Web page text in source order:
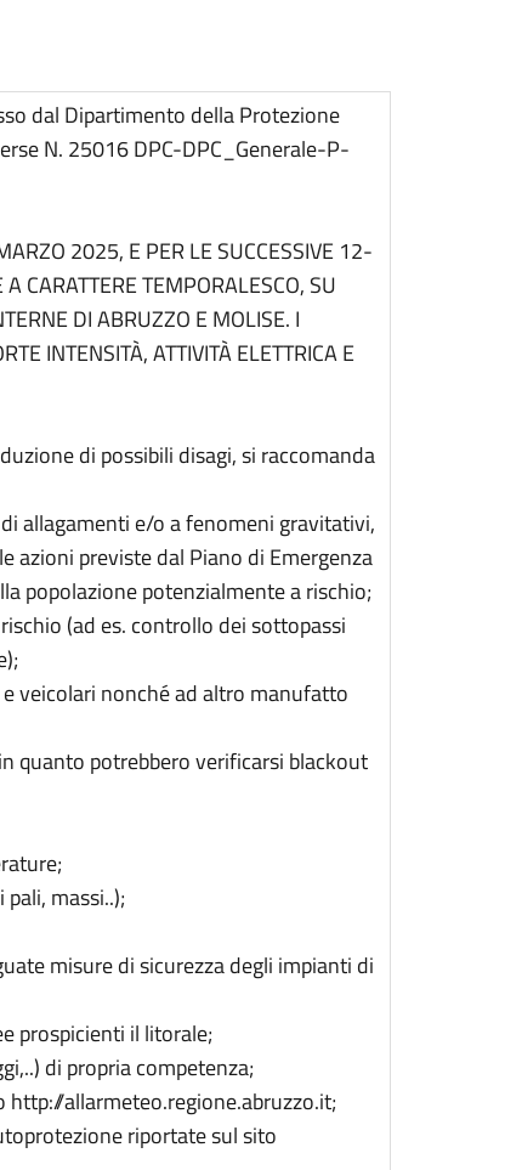
dal Dipartimento della Protezione
N. 25016 DPC-DPC_Generale-P-
2025, E PER LE SUCCESSIVE 12-
CARATTERE TEMPORALESCO, SU
DI ABRUZZO E MOLISE. I
INTENSITÀ, ATTIVITÀ ELETTRICA E
di possibili disagi, si raccomanda
allagamenti e/o a fenomeni gravitativi,
azioni previste dal Piano di Emergenza
popolazione potenzialmente a rischio;
(ad es. controllo dei sottopassi
veicolari nonché ad altro manufatto
quanto potrebbero verificarsi blackout
massi..);
misure di sicurezza degli impianti di
prospicienti il litorale;
di propria competenza;
allarmeteo.regione.abruzzo.it;
riportate sul sito